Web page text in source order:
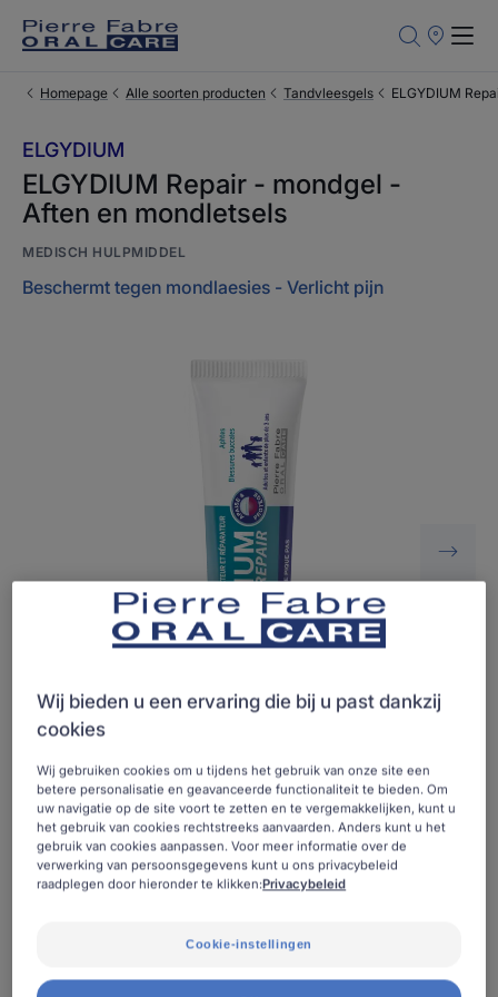
Homepage Alle soorten producten Tandvleesgels ELGYDIUM
ELGYDIUM
ELGYDIUM Repair - mondgel -
Aften en mondletsels
MEDISCH HULPMIDDEL
Beschermt tegen mondlaesies - Verlicht pijn
Mondgel die de pijn van mondletsels (aften, kleine
wondjes in de mond) verlicht en hun genezing
bevordert.
Verlicht pijn bij mondwonden
Wij bieden u een ervaring die bij u past dankzij
cookies
Wij gebruiken cookies om u tijdens het gebruik van onze site een
betere personalisatie en geavanceerde functionaliteit te bieden. Om
uw navigatie op de site voort te zetten en te vergemakkelijken, kunt u
het gebruik van cookies rechtstreeks aanvaarden. Anders kunt u het
gebruik van cookies aanpassen. Voor meer informatie over de
verwerking van persoonsgegevens kunt u ons privacybeleid
raadplegen door hieronder te klikken:Privacybeleid
Cookie-instellingen